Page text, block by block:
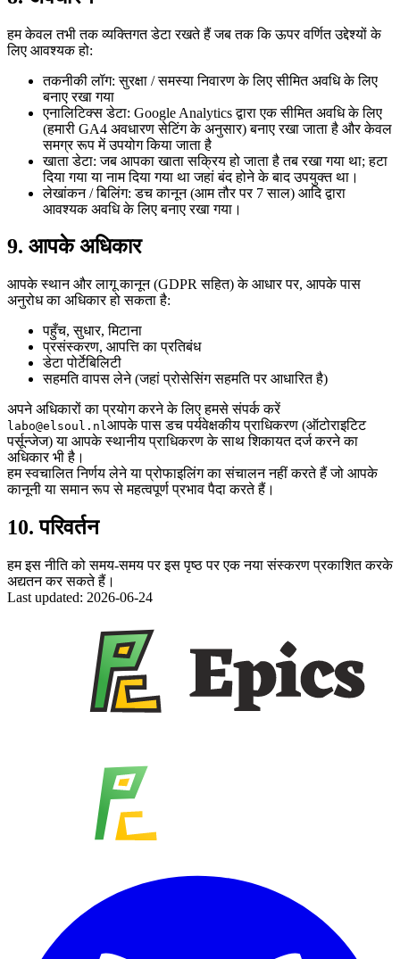
हम केवल तभी तक व्यक्तिगत डेटा रखते हैं जब तक कि ऊपर वर्णित उद्देश्यों के
लिए आवश्यक हो:
तकनीकी लॉग: सुरक्षा / समस्या निवारण के लिए सीमित अवधि के लिए
बनाए रखा गया
एनालिटिक्स डेटा: Google Analytics द्वारा एक सीमित अवधि के लिए
(हमारी GA4 अवधारण सेटिंग के अनुसार) बनाए रखा जाता है और केवल
समग्र रूप में उपयोग किया जाता है
खाता डेटा: जब आपका खाता सक्रिय हो जाता है तब रखा गया था; हटा
दिया गया या नाम दिया गया था जहां बंद होने के बाद उपयुक्त था।
लेखांकन / बिलिंग: डच कानून (आम तौर पर 7 साल) आदि द्वारा
आवश्यक अवधि के लिए बनाए रखा गया।
9. आपके अधिकार
आपके स्थान और लागू कानून (GDPR सहित) के आधार पर, आपके पास
अनुरोध का अधिकार हो सकता है:
पहुँच, सुधार, मिटाना
प्रसंस्करण, आपत्ति का प्रतिबंध
डेटा पोर्टेबिलिटी
सहमति वापस लेने (जहां प्रोसेसिंग सहमति पर आधारित है)
अपने अधिकारों का प्रयोग करने के लिए हमसे संपर्क करें
labo@elsoul.nlआपके पास डच पर्यवेक्षकीय प्राधिकरण (ऑटोराइटिट
पर्सून्जेज) या आपके स्थानीय प्राधिकरण के साथ शिकायत दर्ज करने का
अधिकार भी है।
हम स्वचालित निर्णय लेने या प्रोफाइलिंग का संचालन नहीं करते हैं जो आपके
कानूनी या समान रूप से महत्वपूर्ण प्रभाव पैदा करते हैं।
10. परिवर्तन
हम इस नीति को समय-समय पर इस पृष्ठ पर एक नया संस्करण प्रकाशित करके
अद्यतन कर सकते हैं।
Last updated: 2026-06-24